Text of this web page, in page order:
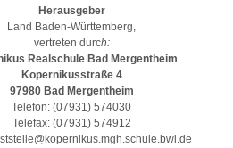
Herausgeber
Land Baden-Württemberg,
vertreten durch:
Realschule Bad Mergentheim
Kopernikusstraße 4
97980 Bad Mergentheim
Telefon: (07931) 574030
Telefax: (07931) 574912